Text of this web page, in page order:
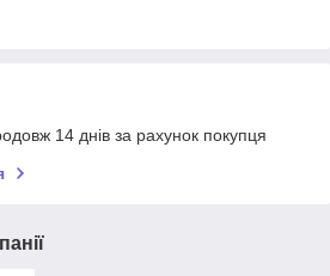
14 днів за рахунок покупця